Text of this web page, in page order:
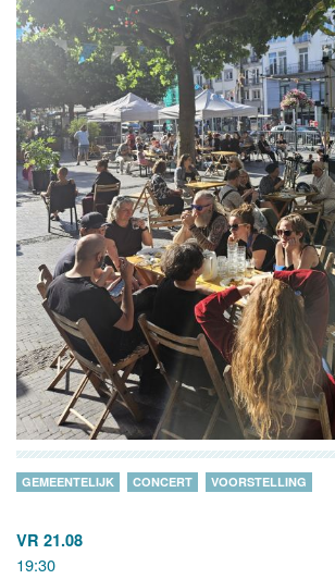
VR 21.08
19:30
GEMEENTELIJK CONCERT VOORSTELLING